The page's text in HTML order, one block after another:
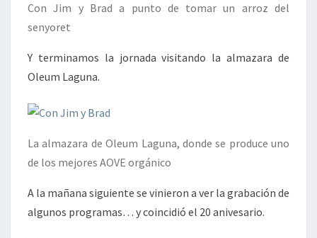
Con Jim y Brad a punto de tomar un arroz del
senyoret
Y terminamos la jornada visitando la almazara de
Oleum Laguna.
La almazara de Oleum Laguna, donde se produce uno
de los mejores AOVE orgánico
A la mañana siguiente se vinieron a ver la grabación de
algunos programas… y coincidió el 20 anivesario.